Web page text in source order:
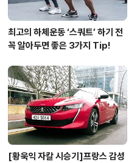
최고의 하체운동 ‘스쿼트’ 하기 전
꼭 알아두면 좋은 3가지 Tip!
[황욱익 자칼 시승기]프랑스 감성